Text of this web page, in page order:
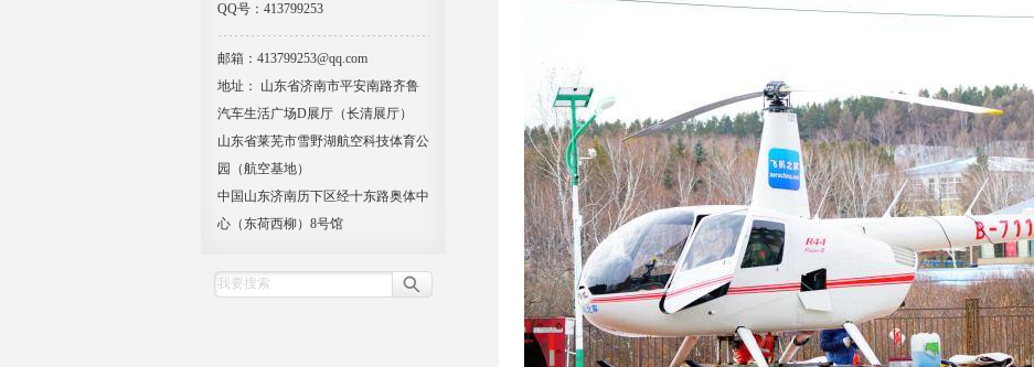
QQ号：413799253
邮箱：413799253@qq.com
地址： 山东省济南市平安南路齐鲁
汽车生活广场D展厅（长清展厅）
山东省莱芜市雪野湖航空科技体育公
园（航空基地）
中国山东济南历下区经十东路奥体中
心（东荷西柳）8号馆